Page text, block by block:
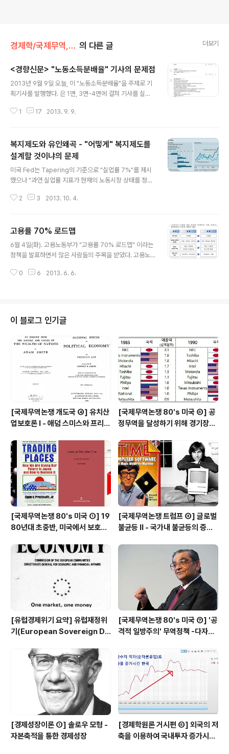
경제학/국제무역, 경제지리학, 고용 의 다른 글 더보기
<경향신문> "노동소득분배율" 기사의 문제점
2013년 9월 9일 오늘, 이 "노동소득분배율"을 주제로 기
획기사를 발행했다. 은 1면, 3면-4면에 걸쳐 기사를 실었
00대 기업 고용과 노동 분석]‘노동자의 몫’ 기업 규모 클수
곳 불과 3면 [500대 기업 고용과 노동 분석]100대 기업
중 9곳만 성장·분배 ‘균형’… 기업·노동자 동반성장 ‘먼 길’
[500대 기업 고용과 노동 분석]1인당 영업이익 1위 고려
아연, 인건비 지출은 ‘가장 인색’[500대 기업 고용과 노동
00대 기업 고용과 노동 분석]어떻게 ..
1 17 2013. 9. 9.
복지제도와 유인왜곡 - "어떻게" 복지제도를
설계할 것이냐의 문제
미국 Fed는 Tapering의 기준으로 "실업률 7%"를 제시
했으나 "과연 실업률 지표가 현재의 노동시장 상태를 정확
하는 경제활동참가율" 때문이다. 고령화와 경기침체로 인
자리를 원하지만 구직활동을 중단한 자, full-time 일자리
를 원하지만 part-time 일자리에 종사하는 자 등등을 실
업률에 반영한 것이 U-6 Unemployment Rate 이다. 2
폭으로 증가했다. 그런데 최근 2년간 U-6 실업률을 살펴
2 3 2013. 10. 4.
고용률 70% 로드맵
6월 4일(화). 고용노동부가 "고용률 70% 로드맵" 이라는
정책을 발표하면서 많은 사람들의 주목을 받았다. 고용노
기 내에 70% 까지 끌어올리는 것이 정책의 목표라고 밝혔
70% 로드맵" 에서 주목해야 하는 건, 박근혜정부가 국정
중심을 "경제성장률"이 아닌 "고용률"로 삼았다는 점이다.
이전 정부들에서는 "고용률"을 정책의 목표로 명시적으로
다루지 않았고, 막연한 "일자리 창출 구호"나 "7% 경제성
장률 달성" 같은 허무맹랑한 목표만 내세웠었다. 이는 대기
업 중심 성장과 낙수..
0 6 2013. 6. 6.
이 블로그 인기글
[국제무역논쟁 개도국 ④] 유치산
업보호론 Ⅰ - 애덤 스미스와 프리드
[국제무역논쟁 80's 미국 ⑥] 공
정무역을 달성하기 위해 경기장을
도체 분쟁과 전략적 무역 정책 논
쟁
[국제무역논쟁 80's 미국 ①] 19
80년대 초중반, 미국에서 보호주
ctionism)
[국제무역논쟁 트럼프 ⑧] 글로벌
불균등 Ⅱ - 국가내 불균등의 증가
역 때문인가 기술변화 때문인가
[유럽경제위기 요약] 유럽재정위
기(European Sovereign De
[국제무역논쟁 80's 미국 ⑦] '공
격적 일방주의' 무역정책 -다자주
국이 판단하고 미국이 해결한다
[경제성장이론 ①] 솔로우 모형 -
자본축적을 통한 경제성장
[경제학원론 거시편 ⑥] 외국의 저
축을 이용하여 국내투자 증가시키